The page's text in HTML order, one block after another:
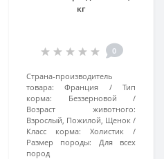
кг
0
Страна-производитель
товара:
Франция
Тип
корма:
Беззерновой
Возраст животного:
Взрослый, Пожилой, Щенок
Класс корма:
Холистик
Размер породы:
Для всех
пород